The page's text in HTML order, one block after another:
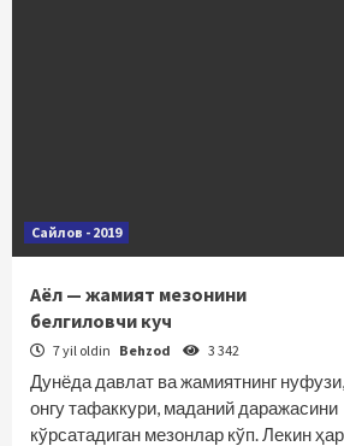
Сайлов - 2019
Аёл — жамият мезонини
белгиловчи куч
7 yil oldin Behzod 3 342
Дунёда давлат ва жамиятнинг нуфузи,
онгу тафаккури, маданий даражасини
кўрсатадиган мезонлар кўп. Лекин ҳар